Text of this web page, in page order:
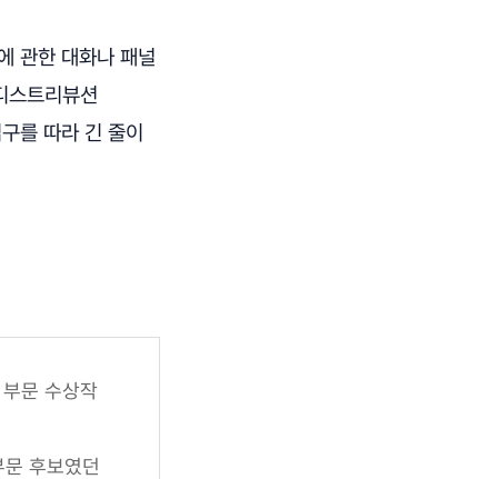
관한 대화나 패널
스트리뷰션
따라 긴 줄이
문 수상작
후보였던